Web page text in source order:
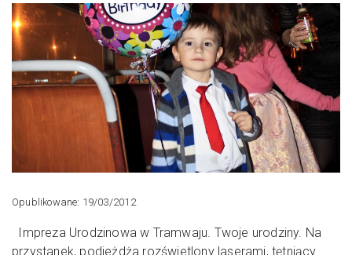
Opublikowane: 19/03/2012
Impreza Urodzinowa w Tramwaju. Twoje urodziny. Na
przystanek, podjeżdża rozświetlony laserami, tętniący